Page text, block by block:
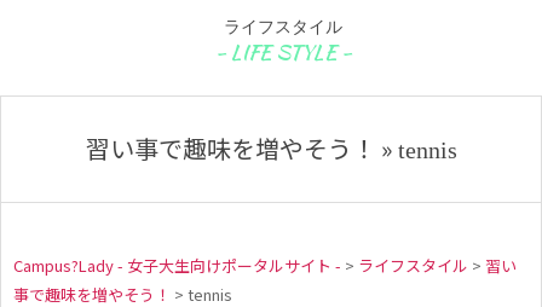
ライフスタイル
習い事で趣味を増やそう！ » tennis
Campus?Lady - 女子大生向けポータルサイト - > ライフスタイル > 習い
事で趣味を増やそう！ > tennis